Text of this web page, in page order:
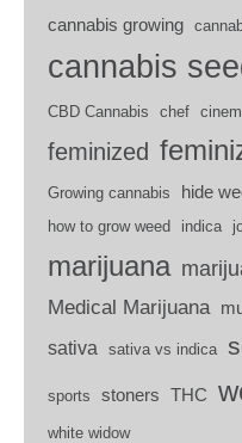
cannabis growing
cannabis
CBD Cannabis chef
feminized
Growing cannabis hide
how to grow weed
indica
marijuana
Medical Marijuana
sativa sativa vs indica
sports stoners THC
white widow